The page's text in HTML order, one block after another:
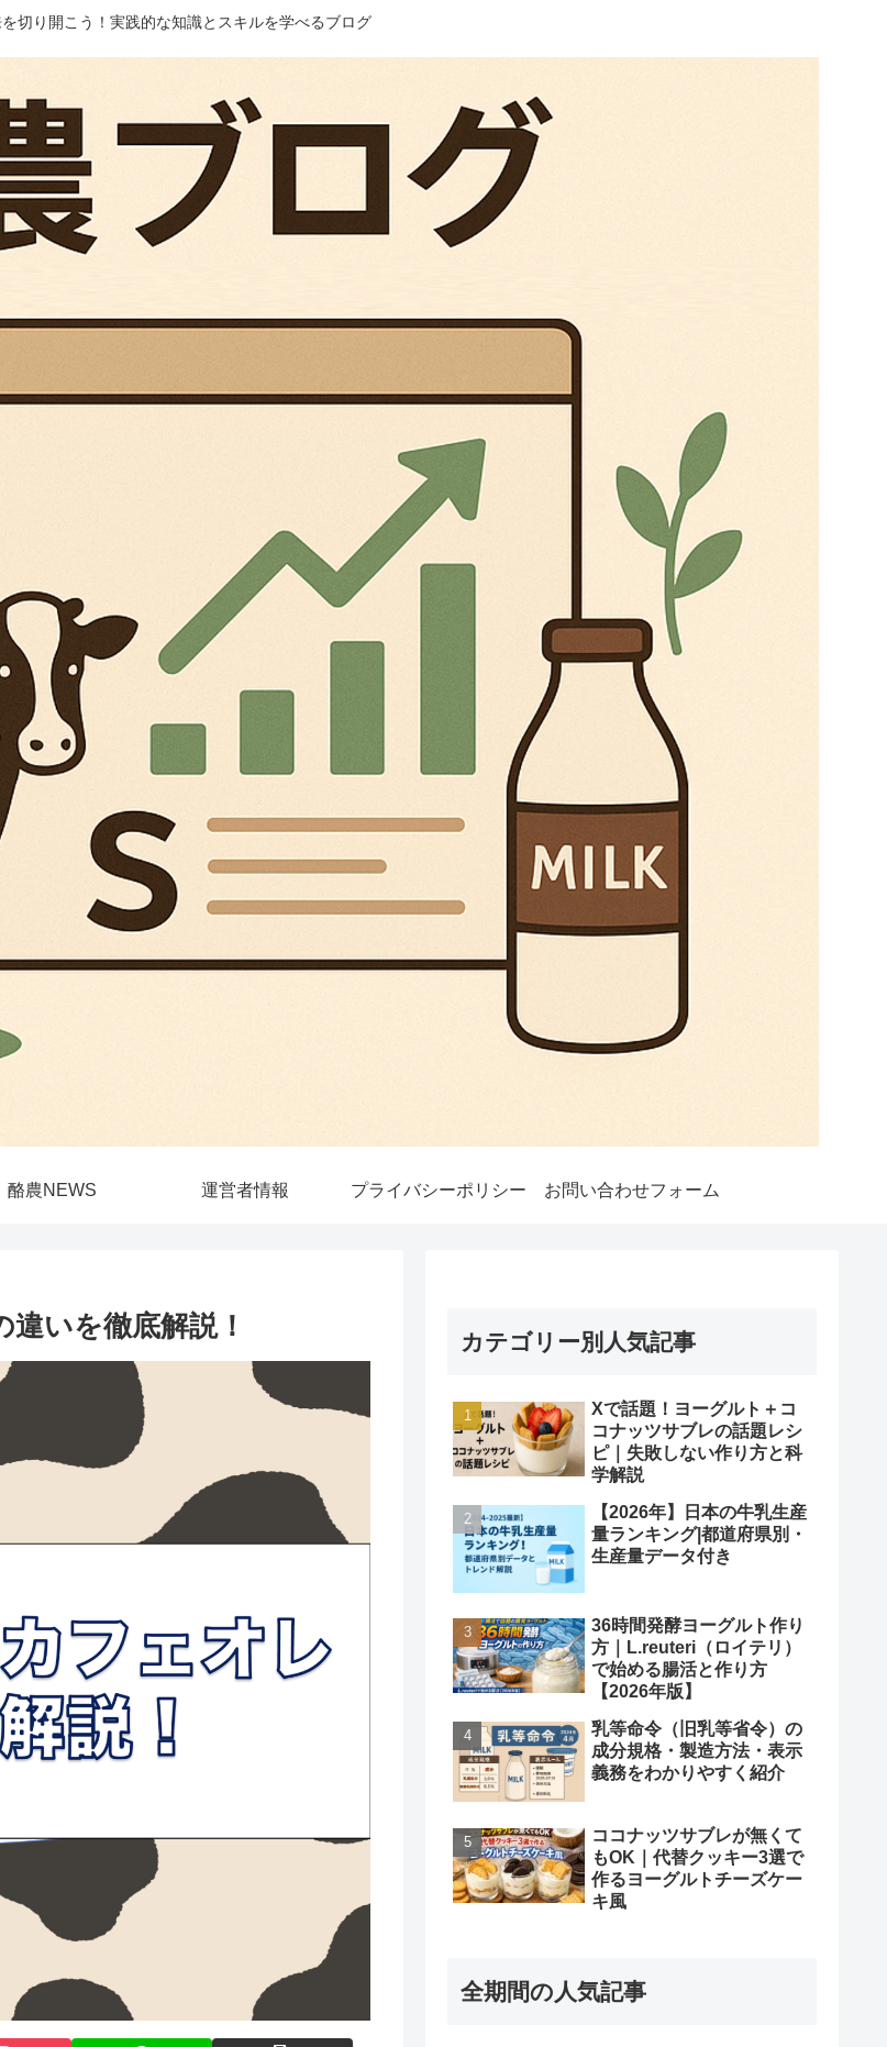
切り開こう！実践的な知識とスキルを学べるブログ
酪農NEWS 運営者情報 プライバシーポリシー お問い合わせフォーム
違いを徹底解説！ カテゴリー別人気記事
Xで話題！ヨーグルト＋コ
コナッツサブレの話題レシ
ピ｜失敗しない作り方と科
学解説
【2026年】日本の牛乳生産
量ランキング|都道府県別・
生産量データ付き
36時間発酵ヨーグルト作り
方｜L.reuteri（ロイテリ）
で始める腸活と作り方
【2026年版】
乳等命令（旧乳等省令）の
成分規格・製造方法・表示
義務をわかりやすく紹介
ココナッツサブレが無くて
もOK｜代替クッキー3選で
作るヨーグルトチーズケー
キ風
全期間の人気記事